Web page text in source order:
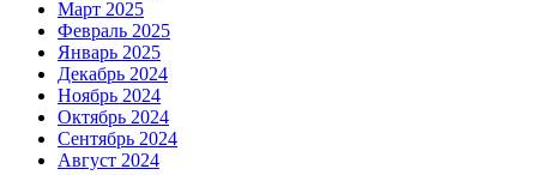
Март 2025
Февраль 2025
Январь 2025
Декабрь 2024
Ноябрь 2024
Октябрь 2024
Сентябрь 2024
Август 2024